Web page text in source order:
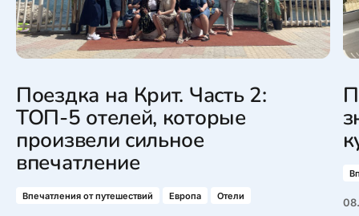
Поездка на Крит. Часть 2:
ТОП-5 отелей, которые
произвели сильное
впечатление
Впечатления от путешествий Европа Отели